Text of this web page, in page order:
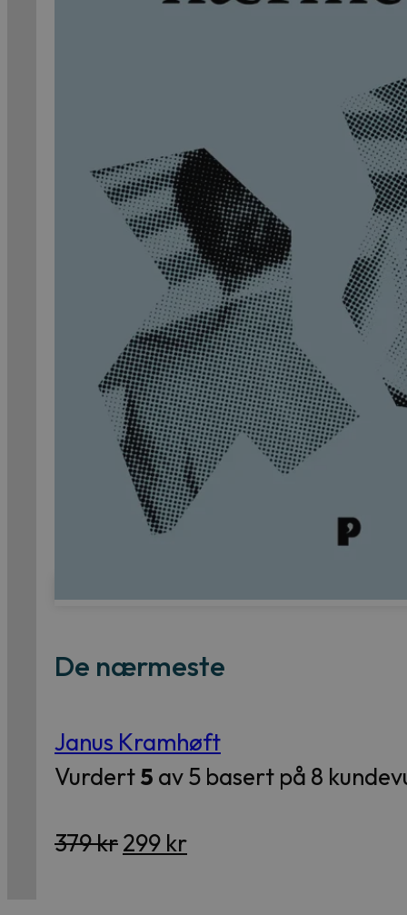
De nærmeste
Janus Kramhøft
Vurdert5 av 5 basert på 8
379krOpprinnelig
299 krNåværende